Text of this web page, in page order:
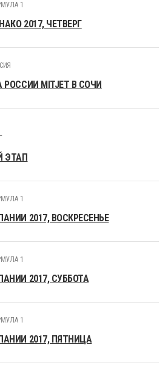
1
2017, ЧЕТВЕРГ
РОССИИ MITJET В СОЧИ
ЭТАП
1
2017, ВОСКРЕСЕНЬЕ
1
2017, СУББОТА
1
2017, ПЯТНИЦА